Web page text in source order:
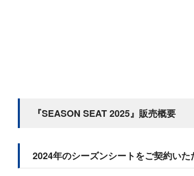
『SEASON SEAT 2025』販売概要
2024年のシーズンシートをご契約い